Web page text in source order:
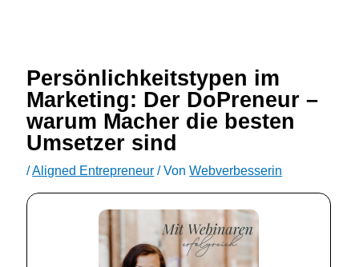
Persönlichkeitstypen im
Marketing: Der DoPreneur –
warum Macher die besten
Umsetzer sind
/Aligned Entrepreneur / VonWebverbesserin